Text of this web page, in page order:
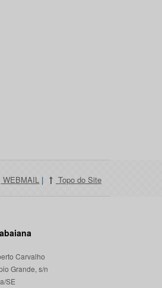
WEBMAIL | Topo do Site
Carvalho
Grande, s/n
SE